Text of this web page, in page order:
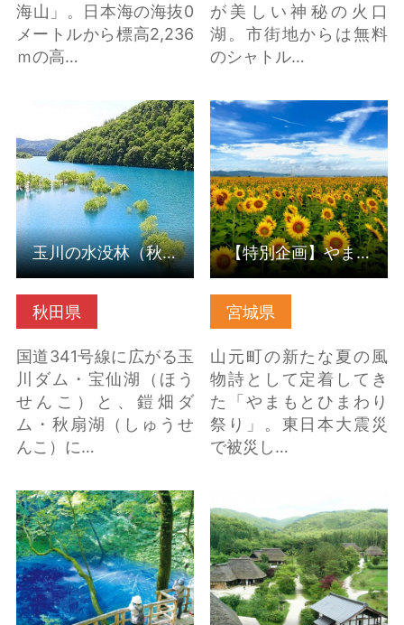
海山」。日本海の海抜0
メートルから標高2,236
ｍの高…
が美しい神秘の火口
湖。市街地からは無料
のシャトル…
秋田県
国道341号線に広がる玉
川ダム・宝仙湖（ほう
せんこ）と、鎧畑ダ
ム・秋扇湖（しゅうせ
んこ）に…
玉川の水没林（秋田県
仙北市） の詳細はこち
ら
玉川の水没林（秋田県仙北市）
宮城県
山元町の新たな夏の風
物詩として定着してき
た「やまもとひまわり
祭り」。東日本大震災
で被災し…
【特別企画】やまもと
ひまわり祭り の詳細は
こちら
【特別企画】やまもとひまわり祭り
世界自然遺産白神山地
の麓「青池」 の詳細は
こちら
はこちら